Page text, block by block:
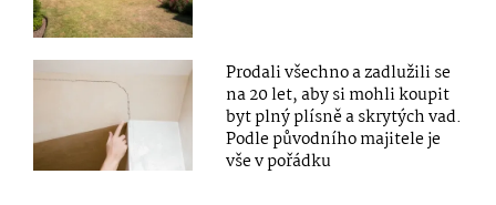
Prodali všechno a zadlužili se
na 20 let, aby si mohli koupit
byt plný plísně a skrytých vad.
Podle původního majitele je
vše v pořádku